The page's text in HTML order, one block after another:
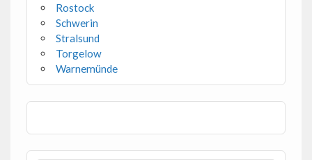
Rostock
Schwerin
Stralsund
Torgelow
Warnemünde